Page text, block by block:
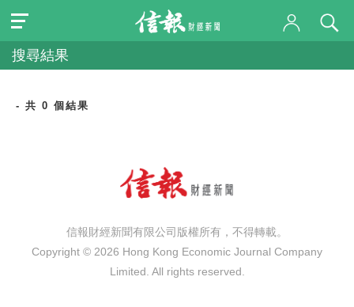
搜尋結果
- 共 0 個結果
信報財經新聞有限公司版權所有，不得轉載。
Copyright © 2026 Hong Kong Economic Journal Company
Limited. All rights reserved.